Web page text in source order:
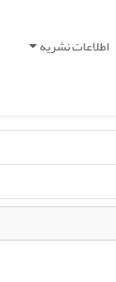
اطلاعات نشریه